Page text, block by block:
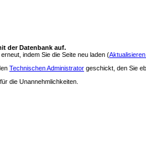
der Datenbank auf.
indem Sie die Seite neu laden (
Technischen Administrator geschickt, den Sie
die Unannehmlichkeiten.